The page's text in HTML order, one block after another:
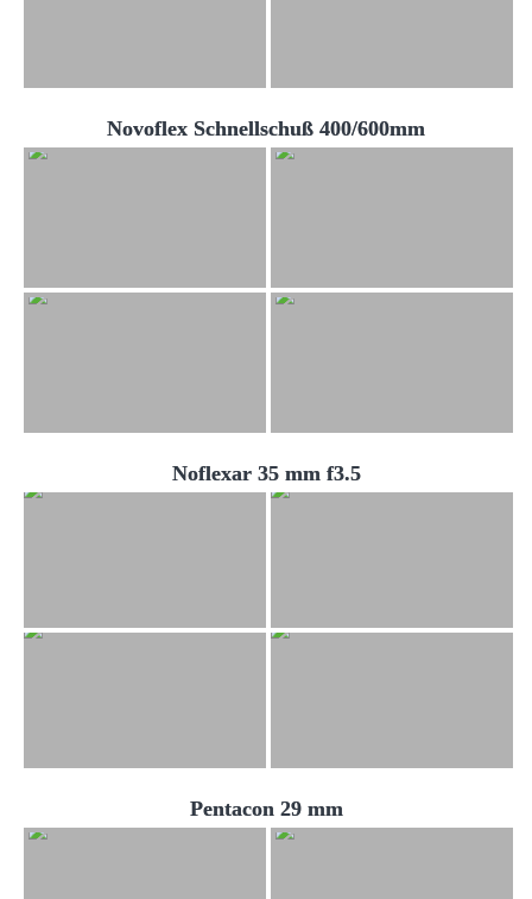
Novoflex Schnellschuß 400/600mm
Noflexar 35 mm f3.5
Pentacon 29 mm